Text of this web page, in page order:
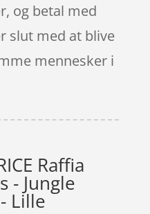
og betal med
slut med at blive
mennesker i
Raffia
- Jungle
Lille